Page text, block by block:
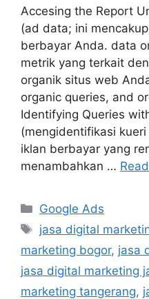
Accesing the Report
(ad data; ini
berbayar Anda. data
metrik yang terkait
organik situs web
organic queries, and
Identifying Queries
(mengidentifikasi
iklan berbayar yang
menambahkan …
Google Ads
jasa digital
marketing bogor, jasa
jasa digital marketing
marketing tangerang,